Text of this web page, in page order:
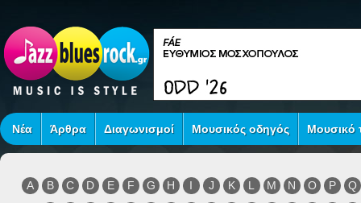
Νέα Άρθρα Διαγωνισμοί Μουσικός οδηγός Μουσικό
A B C D E F G H I J K L M N O P
Q